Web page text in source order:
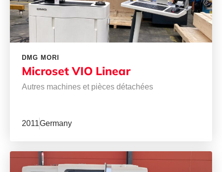
DMG MORI
Microset VIO Linear
Autres machines et pièces détachées
2011Germany